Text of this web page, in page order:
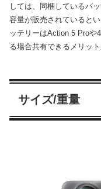
しては、同梱しているバ
容量が販売されていると
ッテリーはAction 5 Proや
る場合共有できるメリット
サイズ/重量